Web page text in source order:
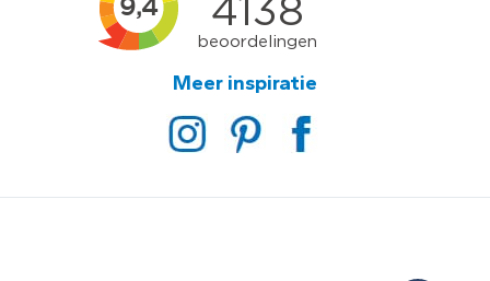
Meer inspiratie